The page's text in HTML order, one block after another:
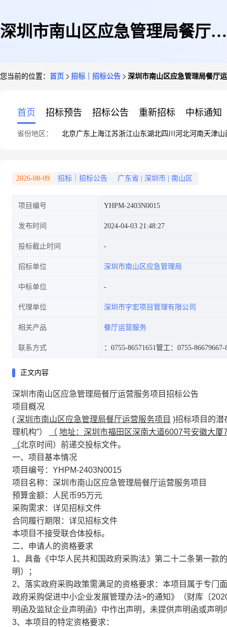
深圳市南山区应急管理局餐厅运
您当前的位置： 首页 招标｜招标公告 深圳市南山区应急管理局餐厅
首页 招标预告 招标公告 重新招标 中标通知
省份地区： 北京广东 上海江苏浙江山东湖北四川 河北河南天津山
2026-08-09 招标｜招标公告 广东省 深圳市 南山区
项目编号 YHPM-2403N0015
发布时间 2024-04-03 21:48:27
投标截止时间
招标单位 深圳市南山区应急管理局
中标单位
代理单位 深圳市宇宏项目管理有限公司
相关产品 餐厅运营服务
联系方式 ：0755-86571651管工：0755-86679667-
正文内容
深圳市南山区应急管理局餐厅运营服务项目招标公告
项目概况
( 深圳市南山区应急管理局餐厅运营服务项目 )招标项目的潜
理机构”）
（ 地址：深圳市福田区深南大道6007号安徽大厦
（北京时间）前递交投标文件。
一、项目基本情况
项目编号：YHPM-2403N0015
项目名称：深圳市南山区应急管理局餐厅运营服务项目
预算金额：人民币95万元
采购需求：详见招标文件
合同履行期限：详见招标文件
本项目不接受联合体投标。
二、申请人的资格要求
1、具备《中华人民共和国政府采购法》第二十二条第一款
明）；
2、落实政府采购政策需满足的资格要求：本项目属于专门
政府采购促进中小企业发展管理办法>的通知》（财库〔
明函及监狱企业声明函》中作出声明，未提供声明函或声
3、本项目的特定资格要求：